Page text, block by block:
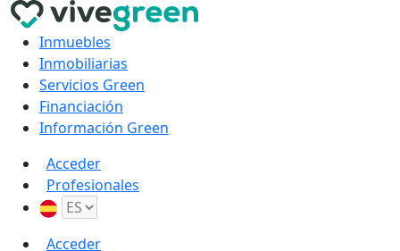
Inmuebles
Inmobiliarias
Servicios Green
Financiación
Información Green
Acceder
Profesionales
Acceder